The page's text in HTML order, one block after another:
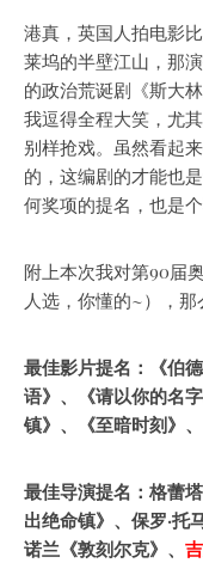
港真，英国人拍电影
莱坞的半壁江山，那
的政治荒诞剧《斯大
我逗得全程大笑，尤
别样抢戏。虽然看起
的，这编剧的才能也
何奖项的提名，也是个
附上本次我对第90届
人选，你懂的~），那
最佳影片提名：《伯德
语》、《请以你的名
镇》、《至暗时刻》
最佳导演提名：格蕾
出绝命镇》、保罗·托
诺兰《敦刻尔克》、